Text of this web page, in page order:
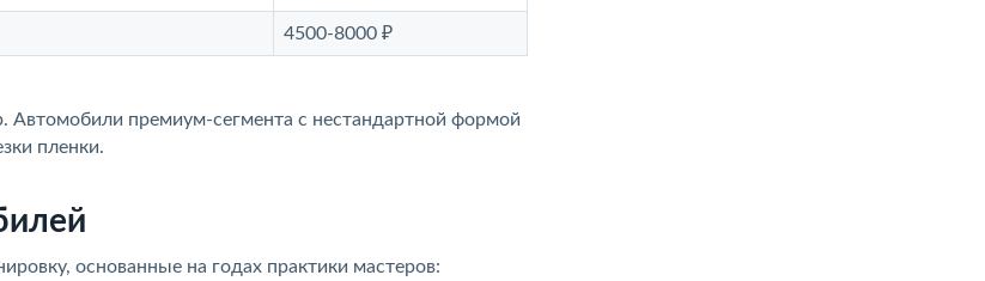
4500-8000 ₽
Автомобили премиум-сегмента с нестандартной формой
пленки.
основанные на годах практики мастеров: